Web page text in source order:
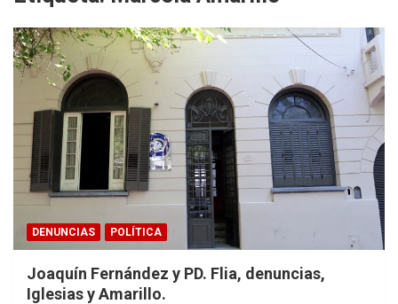
DENUNCIAS POLÍTICA
Joaquín Fernández y PD. Flia, denuncias,
Iglesias y Amarillo.